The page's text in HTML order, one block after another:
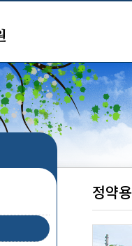
정약